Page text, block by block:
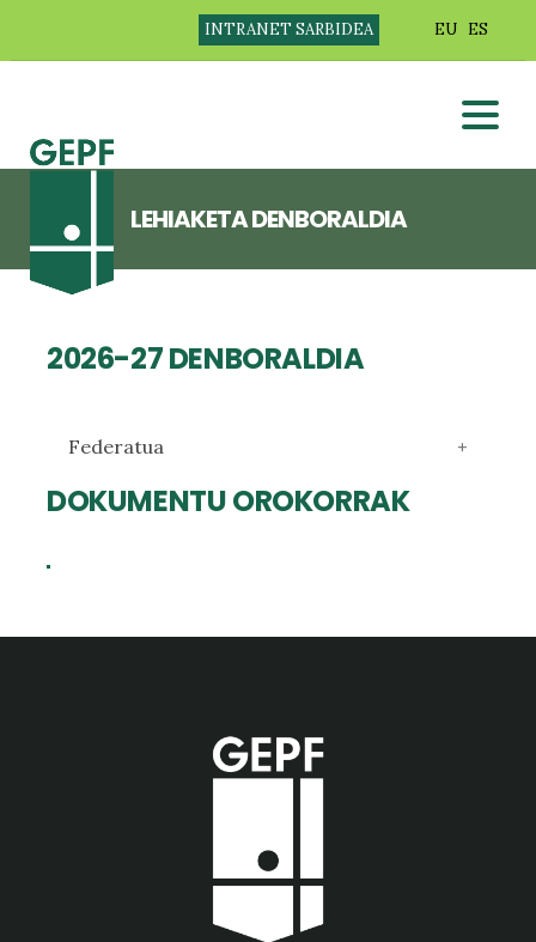
INTRANET SARBIDEA EU ES
LEHIAKETA DENBORALDIA
2026-27 DENBORALDIA
Federatua
DOKUMENTU OROKORRAK